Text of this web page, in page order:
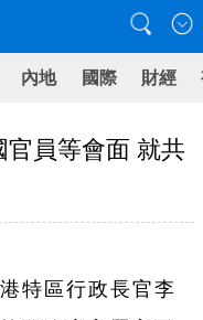
內地 國際 財經
員等會面 就共
特區 行政長官李